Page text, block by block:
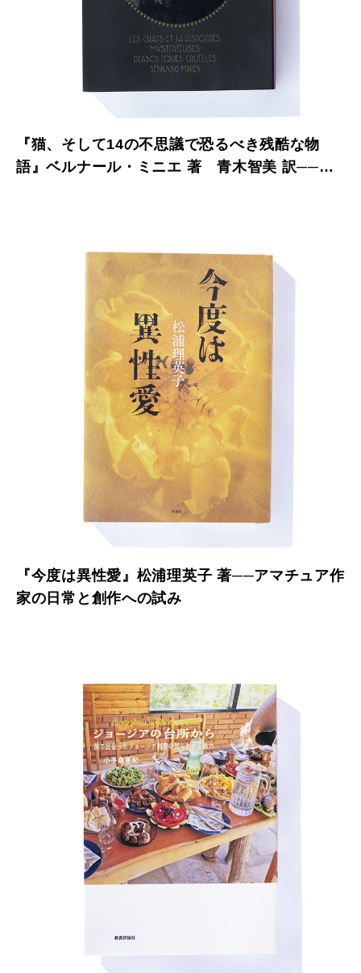
『猫、そして14の不思議で恐るべき残酷な物
語』ベルナール・ミニエ 著 青木智美 訳──実
『今度は異性愛』松浦理英子 著──アマチュア作
家の日常と創作への試み